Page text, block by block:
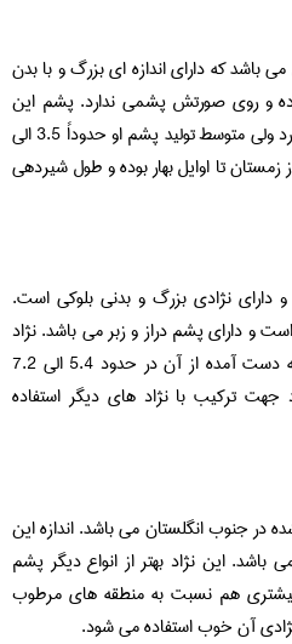
باشد که دارای اندازه ای بزرگ و با بدن
و روی صورتش پشمی ندارد. پشم این
حیوان در برابر گرما محافظ خوبی ندارد ولی متوسط تولید پشم او حدوداً 3.5 الی
زمستان تا اوایل بهار بوده و طول شیردهی
و دارای نژادی بزرگ و بدنی بلوکی است.
و دارای پشم دراز و زبر می باشد. نژاد
لینکلن بلوغی دیررس دارد و پشم به دست آمده از آن در حدود 5.4 الی 7.2
ترکیب با نژاد های دیگر استفاده
در جنوب انگلستان می باشد. اندازه این
باشد. این نژاد بهتر از انواع دیگر پشم
بیشتری هم نسبت به منطقه های مرطوب
آن خوب استفاده می شود.